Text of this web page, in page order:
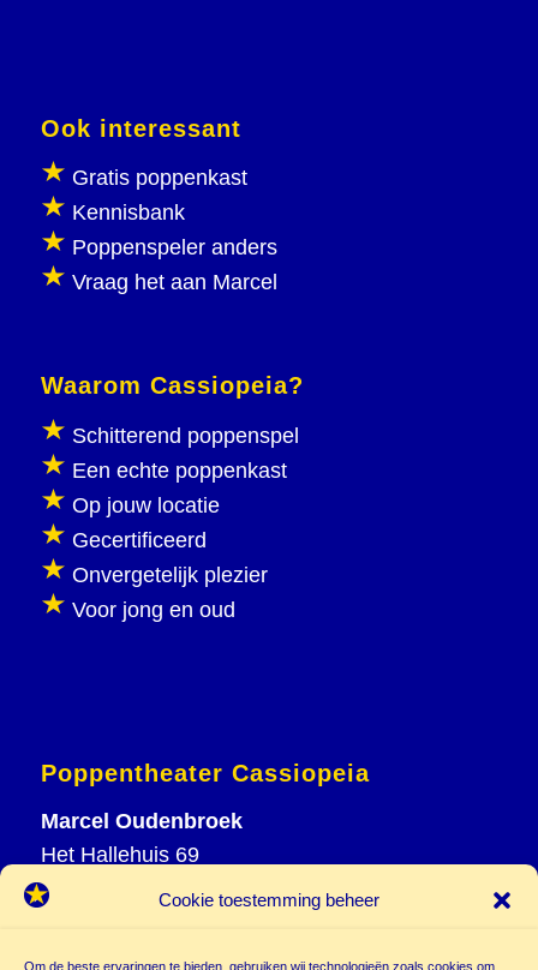
Cookie toestemming beheer
Om de beste ervaringen te bieden, gebruiken wij technologieën zoals cookies om
Ook interessant
Gratis poppenkast
Kennisbank
Poppenspeler anders
Vraag het aan Marcel
Waarom Cassiopeia?
Schitterend poppenspel
Een echte poppenkast
Op jouw locatie
Gecertificeerd
Onvergetelijk plezier
Voor jong en oud
Poppentheater Cassiopeia
Marcel Oudenbroek
Het Hallehuis 69
3823 VH Amersfoort
M 06 20 26 94 61